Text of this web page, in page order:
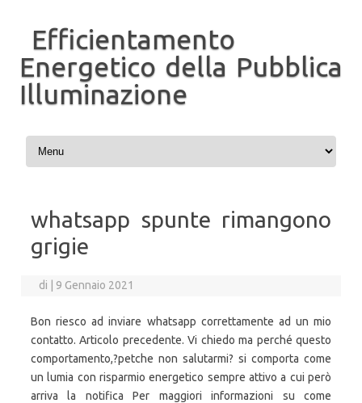
Efficientamento
Energetico della Pubblica
Illuminazione
Vai al contenuto
whatsapp spunte rimangono
grigie
di 9 Gennaio 2021
Bon riesco ad inviare whatsapp correttamente ad un mio
contatto. Articolo precedente. Vi chiedo ma perché questo
comportamento,?petche non salutarmi? si comporta come
un lumia con risparmio energetico sempre attivo a cui però
arriva la notifica Per maggiori informazioni su come